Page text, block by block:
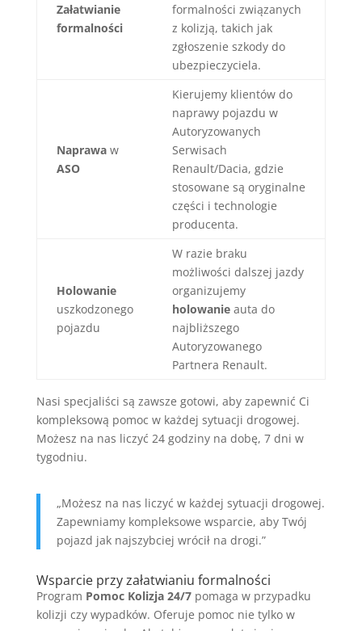
Załatwianie
formalności
formalności związanych
z kolizją, takich jak
zgłoszenie szkody do
ubezpieczyciela.
Naprawaw
ASO
Kierujemy klientów do
naprawy pojazdu w
Autoryzowanych
Serwisach
Renault/Dacia, gdzie
stosowane są oryginalne
części i technologie
producenta.
Holowanie
uszkodzonego
pojazdu
W razie braku
możliwości dalszej jazdy
organizujemy
holowanieauta do
najbliższego
Autoryzowanego
Partnera Renault.
Nasi specjaliści są zawsze gotowi, aby zapewnić Ci
kompleksową pomoc w każdej sytuacji drogowej.
Możesz na nas liczyć 24 godziny na dobę, 7 dni w
tygodniu.
„Możesz na nas liczyć w każdej sytuacji drogowej.
Zapewniamy kompleksowe wsparcie, aby Twój
pojazd jak najszybciej wrócił na drogi.”
Wsparcie przy załatwianiu formalności
Program Pomoc Kolizja 24/7pomaga w przypadku
kolizji czy wypadków. Oferuje pomoc nie tylko w